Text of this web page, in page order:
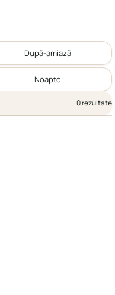
După-amiază
Noapte
0 rezultate